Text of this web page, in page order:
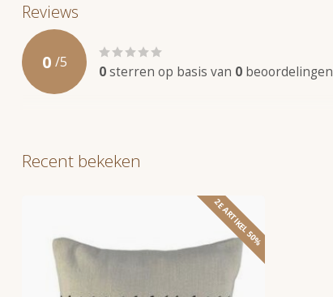
Reviews
0 /5
0sterren op basis van 0 beoordelingen
Recent bekeken
2E ARTIKEL 50%